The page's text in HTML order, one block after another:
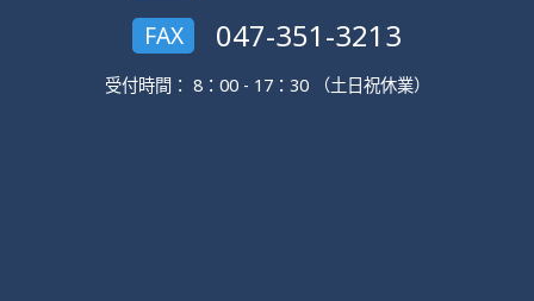
FAX 047-351-3213
受付時間： 8：00 - 17：30 （土日祝休業）